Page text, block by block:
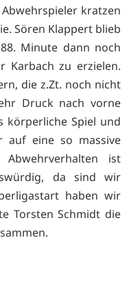
kratzen
Sören Klappert blieb
Minute dann noch
Karbach zu erzielen.
die z.Zt. noch nicht
Druck nach vorne
körperliche Spiel und
auf eine so massive
ist
da sind wir
haben wir
Torsten Schmidt die